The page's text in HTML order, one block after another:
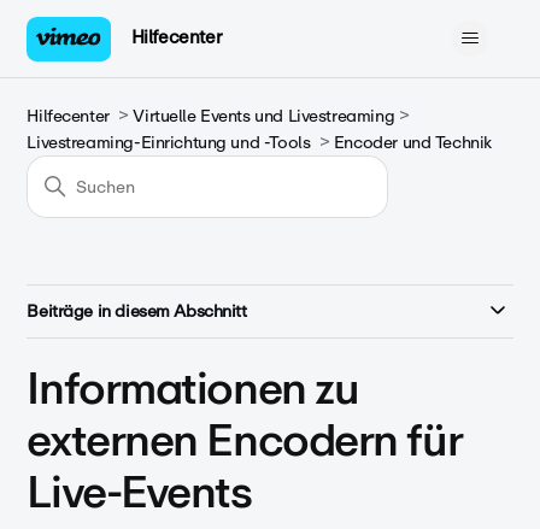
Hilfecenter
Hilfecenter
Virtuelle Events und Livestreaming
Livestreaming-Einrichtung und -Tools
Encoder und Technik
Beiträge in diesem Abschnitt
Informationen zu
externen Encodern für
Live-Events